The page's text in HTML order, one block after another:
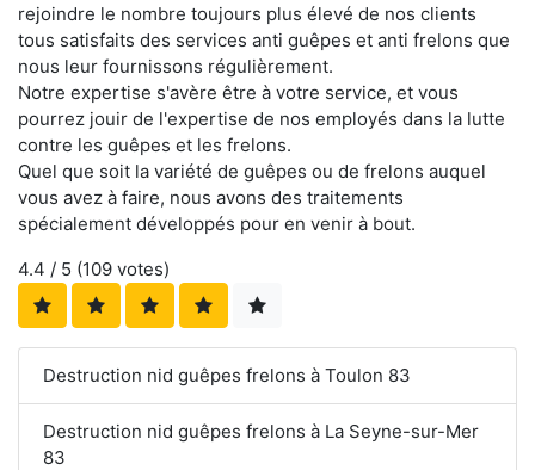
rejoindre le nombre toujours plus élevé de nos clients
tous satisfaits des services anti guêpes et anti frelons que
nous leur fournissons régulièrement.
Notre expertise s'avère être à votre service, et vous
pourrez jouir de l'expertise de nos employés dans la lutte
contre les guêpes et les frelons.
Quel que soit la variété de guêpes ou de frelons auquel
vous avez à faire, nous avons des traitements
spécialement développés pour en venir à bout.
4.4 / 5 (109 votes)
Destruction nid guêpes frelons à Toulon 83
Destruction nid guêpes frelons à La Seyne-sur-Mer
83